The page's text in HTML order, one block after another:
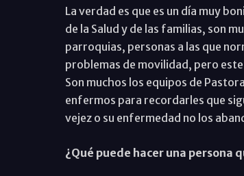
La verdad es que es un día muy
de la Salud y de las familias, son
parroquias, personas a las que
problemas de movilidad, pero
Son muchos los equipos de
enfermos para recordarles que
vejez o su enfermedad no los
¿Qué puede hacer una persona